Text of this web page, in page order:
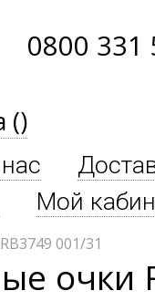
0800 331
()
Мой
RB3749 001/31
очки